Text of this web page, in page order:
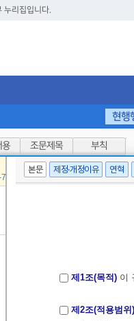
누리집입니다.
현행
용 조문제목 부칙
호, 2024. 12. 3., 일부개정]
본문 제정·개정이유 연혁
제1조(목적) 이
제2조(적용범위)